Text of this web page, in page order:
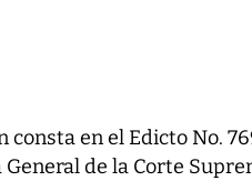
consta en el Edicto No.
de la Corte